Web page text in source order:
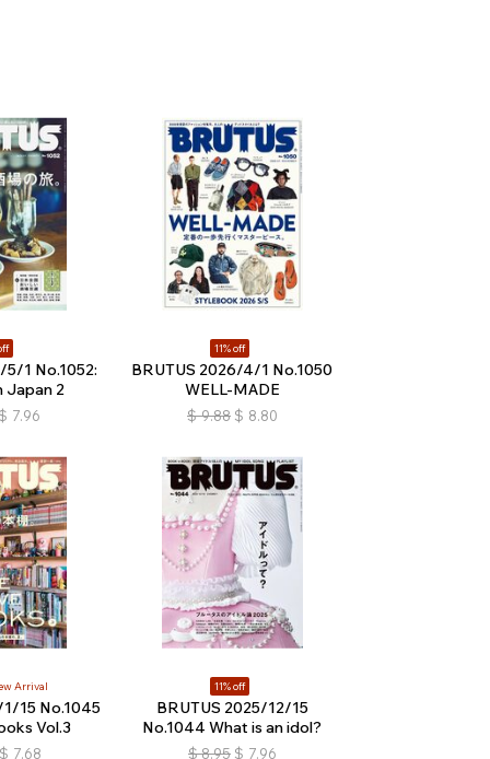
5/1 No.1052:
Japan 2
$ 7.96
11% off
BRUTUS 2026/4/1 No.1050
WELL-MADE
$ 9.88 $ 8.80
Arrival
15 No.1045
Vol.3
$ 7.68
11% off
BRUTUS 2025/12/15
No.1044 What is an idol?
$ 8.95 $ 7.96